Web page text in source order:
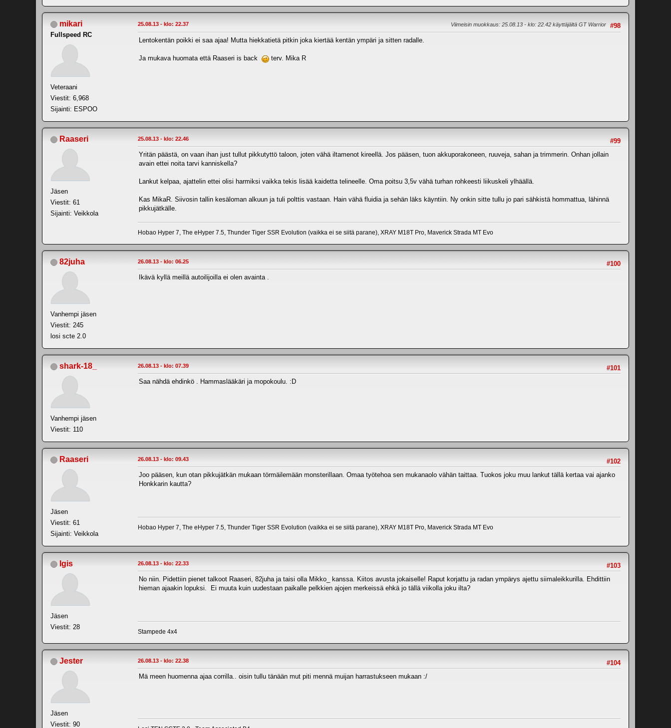
mikari
Fullspeed RC
Veteraani
Viestit: 6,968
Sijainti: ESPOO
#98
25.08.13 - klo: 22.37 Viimeisin muokkaus: 25.08.13 - klo: 22.42 käyttäjältä GT Warrior
Lentokentän poikki ei saa ajaa! Mutta hiekkatietä pitkin joka kiertää kentän ympäri ja sitten radalle.
Ja mukava huomata että Raaseri is back terv. Mika R
Raaseri
Jäsen
Viestit: 61
Sijainti: Veikkola
#99
25.08.13 - klo: 22.46
Yritän päästä, on vaan ihan just tullut pikkutyttö taloon, joten vähä iltamenot kireellä. Jos pääsen, tuon akkuporakoneen, ruuveja, sahan ja trimmerin. Onhan jollain
avain ettei noita tarvi kanniskella?
Lankut kelpaa, ajattelin ettei olisi harmiksi vaikka tekis lisää kaidetta telineelle. Oma poitsu 3,5v vähä turhan rohkeesti liikuskeli ylhäällä.
Kas MikaR. Siivosin tallin kesäloman alkuun ja tuli polttis vastaan. Hain vähä fluidia ja sehän läks käyntiin. Ny onkin sitte tullu jo pari sähkistä hommattua, lähinnä
pikkujätkälle.
Hobao Hyper 7, The eHyper 7.5, Thunder Tiger SSR Evolution (vaikka ei se siitä parane), XRAY M18T Pro, Maverick Strada MT Evo
82juha
Vanhempi jäsen
Viestit: 245
losi scte 2.0
#100
26.08.13 - klo: 06.25
Ikävä kyllä meillä autoilijoilla ei olen avainta .
shark-18_
Vanhempi jäsen
Viestit: 110
#101
26.08.13 - klo: 07.39
Saa nähdä ehdinkö . Hammaslääkäri ja mopokoulu. :D
Raaseri
Jäsen
Viestit: 61
Sijainti: Veikkola
#102
26.08.13 - klo: 09.43
Joo pääsen, kun otan pikkujätkän mukaan törmäilemään monsterillaan. Omaa työtehoa sen mukanaolo vähän taittaa. Tuokos joku muu lankut tällä kertaa vai ajanko
Honkkarin kautta?
Hobao Hyper 7, The eHyper 7.5, Thunder Tiger SSR Evolution (vaikka ei se siitä parane), XRAY M18T Pro, Maverick Strada MT Evo
Igis
Jäsen
Viestit: 28
#103
26.08.13 - klo: 22.33
No niin. Pidettiin pienet talkoot Raaseri, 82juha ja taisi olla Mikko_ kanssa. Kiitos avusta jokaiselle! Raput korjattu ja radan ympärys ajettu siimaleikkurilla. Ehdittiin
hieman ajaakin lopuksi. Ei muuta kuin uudestaan paikalle pelkkien ajojen merkeissä ehkä jo tällä viikolla joku ilta?
Stampede 4x4
Jester
Jäsen
Viestit: 90
#104
26.08.13 - klo: 22.38
Mä meen huomenna ajaa corrilla.. oisin tullu tänään mut piti mennä muijan harrastukseen mukaan :/